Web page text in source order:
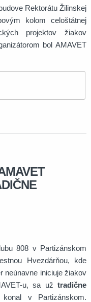
Rektorátu Žilinskej
kolom celoštátnej
projektov žiakov
bol AMAVET
808 v Partizánskom
Hvezdárňou, kde
neúnavne iniciuje žiakov
u, sa už tradične
v Partizánskom.